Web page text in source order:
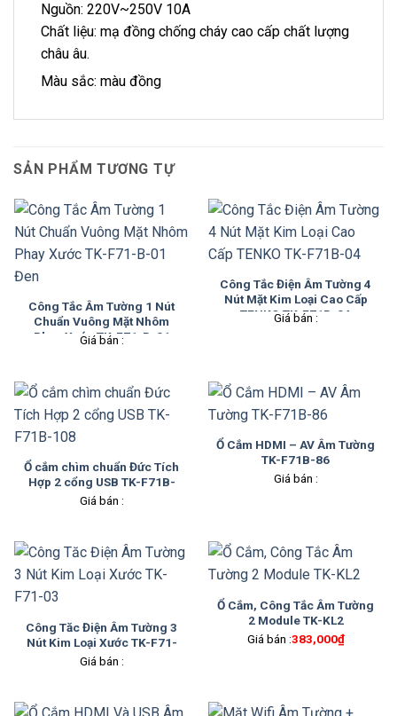
Nguồn: 220V~250V 10A
Chất liệu: mạ đồng chống cháy cao cấp chất lượng
châu âu.
Màu sắc: màu đồng
SẢN PHẨM TƯƠNG TỰ
Công Tắc Âm Tường 1 Nút
Chuẩn Vuông Mặt Nhôm
Phay Xước TK-F71-B-01
Giá bán :
Công Tắc Điện Âm Tường 4
Nút Mặt Kim Loại Cao Cấp
TENKO TK-F71B-04
Giá bán :
Ổ cắm chìm chuẩn Đức Tích
Hợp 2 cổng USB TK-F71B-
108
Giá bán :
Ổ Cắm HDMI – AV Âm Tường
TK-F71B-86
Giá bán :
Công Tăc Điện Âm Tường 3
Nút Kim Loại Xước TK-F71-
03
Giá bán :
Ổ Cắm, Công Tắc Âm Tường
2 Module TK-KL2
Giá bán :383,000₫